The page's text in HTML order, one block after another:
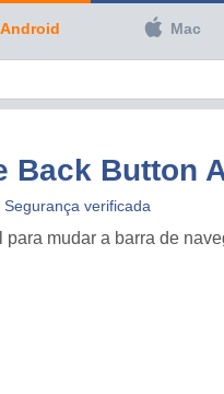
Android Mac
Back Button
Segurança verificada
mudar a barra de